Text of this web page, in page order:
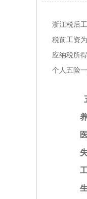
浙江税后
税前工资为
应纳税所
个人五险